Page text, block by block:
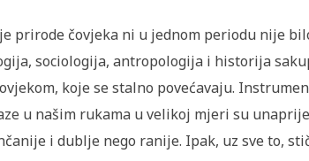
prirode čovjeka ni u jednom periodu nije
sociologija, antropologija i historija
koje se stalno povećavaju.
u našim rukama u velikoj mjeri su
i dublje nego ranije. Ipak, uz sve to,